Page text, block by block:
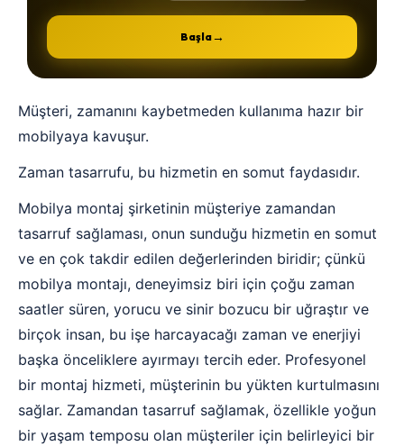
Başla→
Müşteri, zamanını kaybetmeden kullanıma hazır bir
mobilyaya kavuşur.
Zaman tasarrufu, bu hizmetin en somut faydasıdır.
Mobilya montaj şirketinin müşteriye zamandan
tasarruf sağlaması, onun sunduğu hizmetin en somut
ve en çok takdir edilen değerlerinden biridir; çünkü
mobilya montajı, deneyimsiz biri için çoğu zaman
saatler süren, yorucu ve sinir bozucu bir uğraştır ve
birçok insan, bu işe harcayacağı zaman ve enerjiyi
başka önceliklere ayırmayı tercih eder. Profesyonel
bir montaj hizmeti, müşterinin bu yükten kurtulmasını
sağlar. Zamandan tasarruf sağlamak, özellikle yoğun
bir yaşam temposu olan müşteriler için belirleyici bir